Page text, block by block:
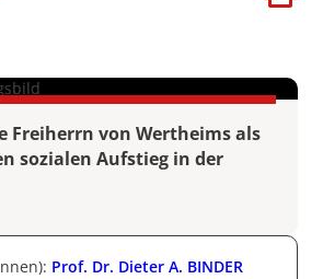
Freiherrn von Wertheims als
sozialen Aufstieg in der
Prof. Dr. Dieter A. BINDER